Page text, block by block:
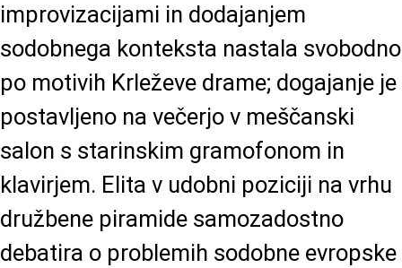
improvizacijami in dodajanjem
sodobnega konteksta nastala svobodno
po motivih Krleževe drame; dogajanje je
postavljeno na večerjo v meščanski
salon s starinskim gramofonom in
klavirjem. Elita v udobni poziciji na vrhu
družbene piramide samozadostno
debatira o problemih sodobne evropske